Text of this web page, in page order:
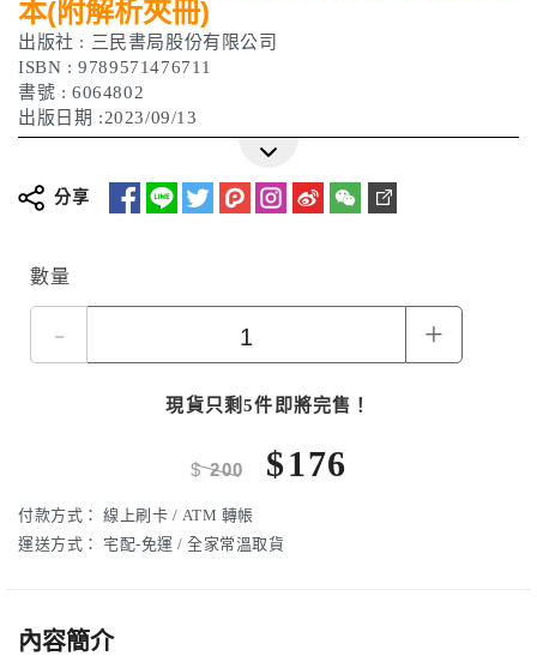
本(附解析夾冊)
出版社 : 三民書局股份有限公司
ISBN : 9789571476711
書號 : 6064802
出版日期 :2023/09/13
分享
數量
- +
現貨只剩5件即將完售！
$200 $176
付款方式： 線上刷卡 / ATM 轉帳
運送方式：
宅配-免運 / 全家常溫取貨
內容簡介